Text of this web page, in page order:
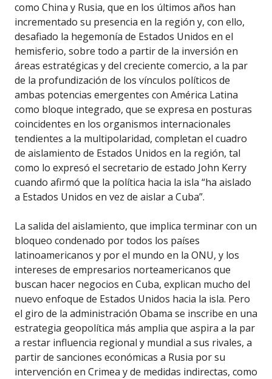
como China y Rusia, que en los últimos años han
incrementado su presencia en la región y, con ello,
desafiado la hegemonía de Estados Unidos en el
hemisferio, sobre todo a partir de la inversión en
áreas estratégicas y del creciente comercio, a la par
de la profundización de los vínculos políticos de
ambas potencias emergentes con América Latina
como bloque integrado, que se expresa en posturas
coincidentes en los organismos internacionales
tendientes a la multipolaridad, completan el cuadro
de aislamiento de Estados Unidos en la región, tal
como lo expresó el secretario de estado John Kerry
cuando afirmó que la política hacia la isla “ha aislado
a Estados Unidos en vez de aislar a Cuba”.
La salida del aislamiento, que implica terminar con un
bloqueo condenado por todos los países
latinoamericanos y por el mundo en la ONU, y los
intereses de empresarios norteamericanos que
buscan hacer negocios en Cuba, explican mucho del
nuevo enfoque de Estados Unidos hacia la isla. Pero
el giro de la administración Obama se inscribe en una
estrategia geopolítica más amplia que aspira a la par
a restar influencia regional y mundial a sus rivales, a
partir de sanciones económicas a Rusia por su
intervención en Crimea y de medidas indirectas, como